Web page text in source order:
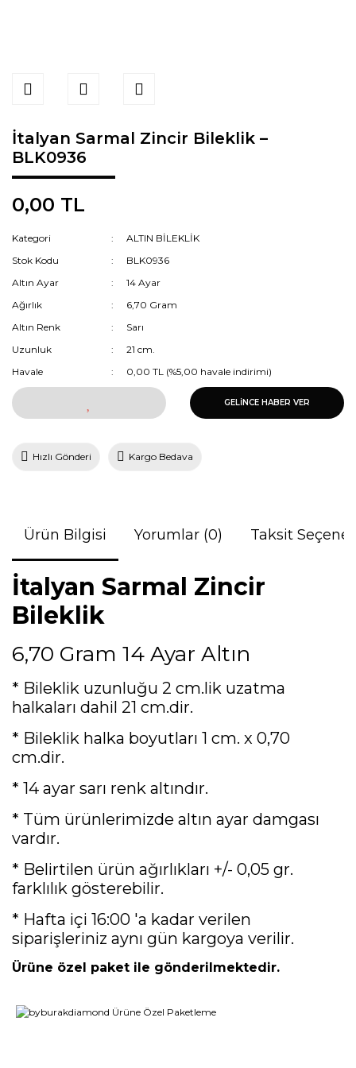
İtalyan Sarmal Zincir Bileklik –
BLK0936
0,00 TL
Kategori
ALTIN BİLEKLİK
Stok Kodu
BLK0936
Altın Ayar
14 Ayar
Ağırlık
6,70 Gram
Altın Renk
Sarı
Uzunluk
21 cm.
Havale
0,00 TL (%5,00 havale indirimi)
GELİNCE HABER VER
Hızlı Gönderi Kargo Bedava
Ürün Bilgisi Yorumlar (0) Taksit
İtalyan Sarmal Zincir
Bileklik
6,70 Gram 14 Ayar Altın
* Bileklik uzunluğu 2 cm.lik uzatma
halkaları dahil 21 cm.dir.
* Bileklik halka boyutları 1 cm. x 0,70
cm.dir.
* 14 ayar sarı renk altındır.
* Tüm ürünlerimizde altın ayar damgası
vardır.
* Belirtilen ürün ağırlıkları +/- 0,05 gr.
farklılık gösterebilir.
* Hafta içi 16:00 'a kadar verilen
siparişleriniz aynı gün kargoya verilir.
Ürüne özel paket ile gönderilmektedir.